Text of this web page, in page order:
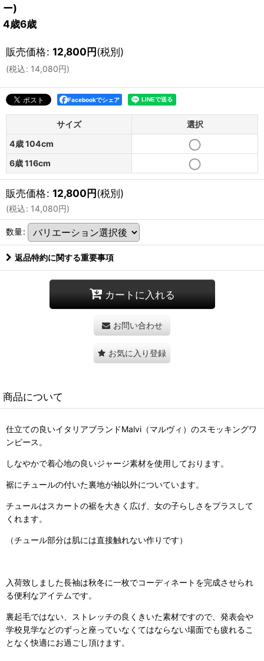
ー)
4歳6歳
販売価格: 12,800円(税別)
(税込: 14,080円)
Facebookでシェア
サイズ
選択
4歳 104cm
6歳 116cm
販売価格: 12,800円(税別)
(税込: 14,080円)
数量:
返品特約に関する重要事項
カートに入れる
お問い合わせ
お気に入り登録
商品について
仕立ての良いイタリアブランドMalvi（マルヴィ）のスモッキングワ
ンピース。
しなやかで着心地の良いジャージ素材を使用しております。
裾にチュールの付いた裏地が袖以外についています。
チュールはスカートの裾を大きく広げ、女の子らしさをプラスして
くれます。
（チュール部分は肌には直接触れない作りです）
入荷致しました長袖は秋冬に一枚でコーディネートを完成させられ
る便利なアイテムです。
裏起毛ではない、ストレッチの良くきいた素材ですので、発表会や
学校見学などのずっと座っていなくてはならない場面でも疲れるこ
となく快適にお過ごし頂けます。